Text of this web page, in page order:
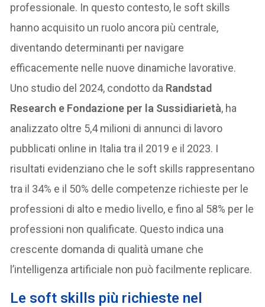
professionale. In questo contesto, le soft skills
hanno acquisito un ruolo ancora più centrale,
diventando determinanti per navigare
efficacemente nelle nuove dinamiche lavorative.
Uno studio del 2024, condotto da Randstad
Research e Fondazione per la Sussidiarietà, ha
analizzato oltre 5,4 milioni di annunci di lavoro
pubblicati online in Italia tra il 2019 e il 2023. I
risultati evidenziano che le soft skills rappresentano
tra il 34% e il 50% delle competenze richieste per le
professioni di alto e medio livello, e fino al 58% per le
professioni non qualificate. Questo indica una
crescente domanda di qualità umane che
l’intelligenza artificiale non può facilmente replicare.
Le soft skills più richieste nel